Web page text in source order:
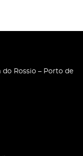
Rossio – Porto de